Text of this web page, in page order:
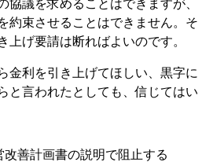
協議を求めることはできますが、
約束させることはできません。そ
上げ要請は断ればよいのです。
金利を引き上げてほしい、黒字に
と言われたとしても、信じてはい
善計画書の説明で阻止する